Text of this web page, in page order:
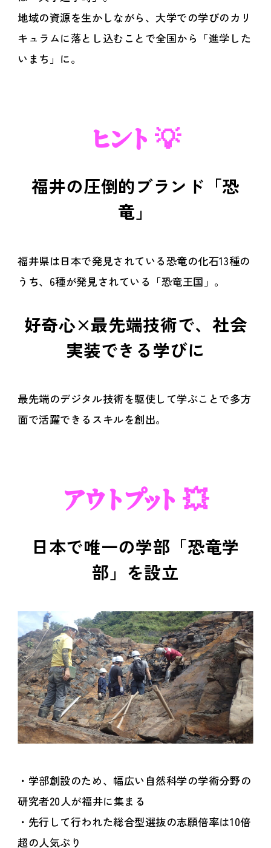
地域の資源を生かしながら、大学での学びのカリ
キュラムに落とし込むことで全国から「進学した
いまち」に。
ヒント 💡
福井の圧倒的ブランド「恐
竜」
福井県は日本で発見されている恐竜の化石13種の
うち、6種が発見されている「恐竜王国」。
好奇心×最先端技術で、社会
実装できる学びに
最先端のデジタル技術を駆使して学ぶことで多方
面で活躍できるスキルを創出。
アウトプット 💥
日本で唯一の学部「恐竜学
部」を設立
・学部創設のため、幅広い自然科学の学術分野の
研究者20人が福井に集まる
・先行して行われた総合型選抜の志願倍率は10倍
超の人気ぶり